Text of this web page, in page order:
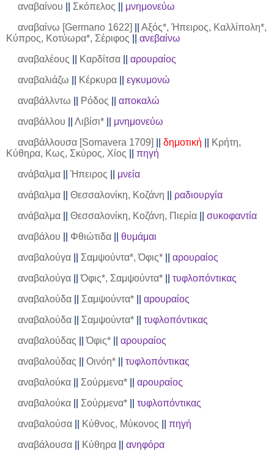
αναβαίνου
Σκόπελος
μνημονεύω
αναβαίνω [Germano 1622]
Αξός*, Ήπειρος, Καλλίπολη*,
Κύπρος, Κοτύωρα*, Σέριφος
ανεβαίνω
αναβαλέους
Καρδίτσα|| αρουραίος
αναβαλιάζω
Κέρκυρα|| εγκυμονώ
αναβάλλντω
Ρόδος
αποκαλώ
αναβάλλου
Λιβίσι*|| μνημονεύω
αναβάλλουσα [Somavera 1709]
δημοτική
Κρήτη,
Κύθηρα, Κως, Σκύρος, Χίος
πηγή
ανάβαλμα|| Ήπειρος
μνεία
ανάβαλμα|| Θεσσαλονίκη, Κοζάνη
ραδιουργία
ανάβαλμα|| Θεσσαλονίκη, Κοζάνη, Πιερία|| συκοφαντία
αναβάλου
Φθιώτιδα|| θυμάμαι
αναβαλούγα|| Σαμψούντα*, Όφις*|| αρουραίος
αναβαλούγα||Όφις*, Σαμψούντα*|| τυφλοπόντικας
αναβαλούδα|| Σαμψούντα*|| αρουραίος
αναβαλούδα|| Σαμψούντα*|| τυφλοπόντικας
αναβαλούδας ||Όφις*|| αρουραίος
αναβαλούδας
Οινόη*|| τυφλοπόντικας
αναβαλούκα|| Σούρμενα*|| αρουραίος
αναβαλούκα|| Σούρμενα*|| τυφλοπόντικας
αναβαλούσα|| Κύθνος, Μύκονος
πηγή
αναβάλουσα|| Κύθηρα|| ανηφόρα